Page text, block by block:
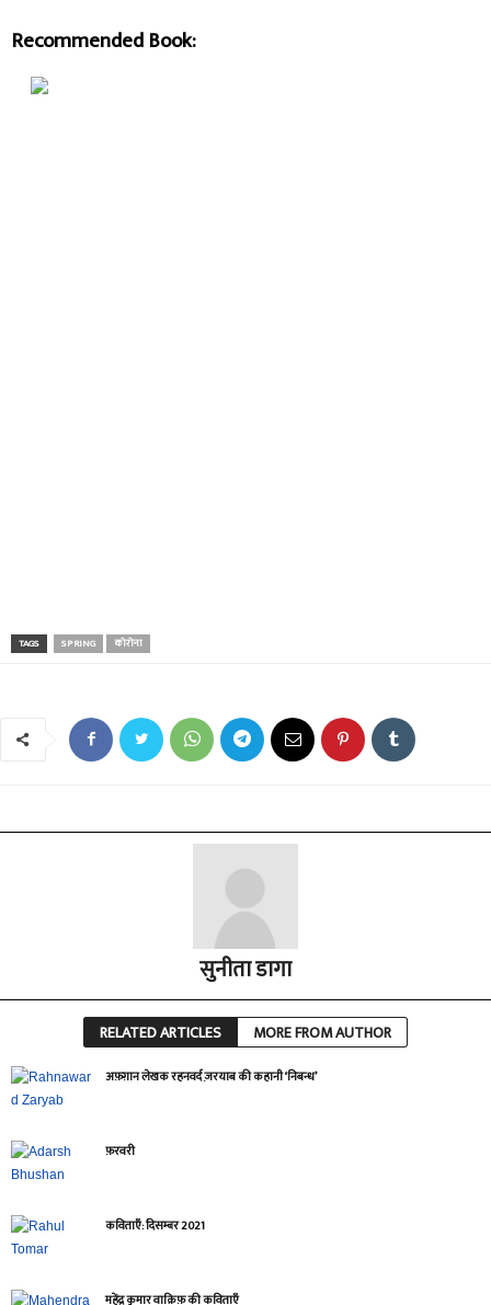
Recommended Book:
TAGS SPRING कोरोना
सुनीता डागा
RELATED ARTICLES MORE FROM AUTHOR
अफ़ग़ान लेखक रहनवर्द ज़रयाब की कहानी ‘निबन्ध’
फ़रवरी
कविताएँ: दिसम्बर 2021
महेंद्र कुमार वाक़िफ़ की कविताएँ